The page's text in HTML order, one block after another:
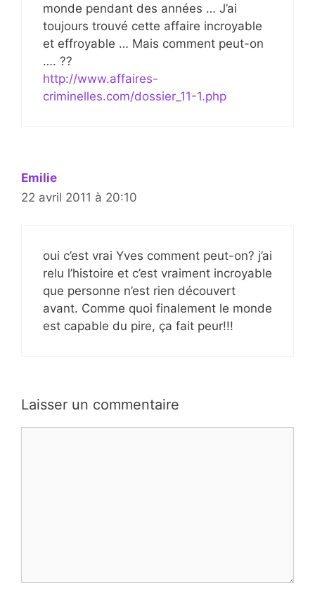
monde pendant des années … J’ai
toujours trouvé cette affaire incroyable
et effroyable … Mais comment peut-on
…. ??
http://www.affaires-
criminelles.com/dossier_11-1.php
Emilie
22 avril 2011 à 20:10
oui c’est vrai Yves comment peut-on? j’ai
relu l’histoire et c’est vraiment incroyable
que personne n’est rien découvert
avant. Comme quoi finalement le monde
est capable du pire, ça fait peur!!!
Laisser un commentaire